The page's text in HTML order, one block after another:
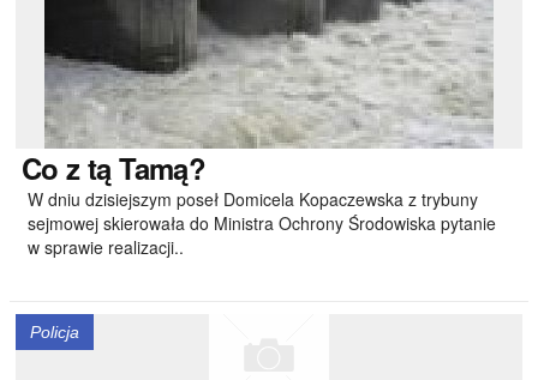
Co z tą Tamą?
W dniu dzisiejszym poseł Domicela Kopaczewska z trybuny
sejmowej skierowała do Ministra Ochrony Środowiska pytanie
w sprawie realizacji..
Policja